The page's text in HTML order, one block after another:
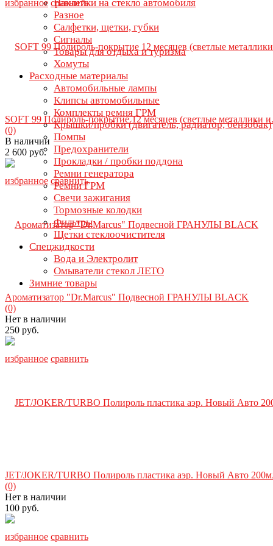
Наклейки на стекло автомобиля
Разное
Салфетки, щетки, губки
Сигналы
Товары для отдыха и туризма
Хомуты
Расходные материалы
Автомобильные лампы
Клипсы автомобильные
Комплекты ремня ГРМ
Крышки/пробки (двигатель, радиатор, бензобак)
Помпы
Предохранители
Прокладки / пробки поддона
Ремни генератора
Ремни ГРМ
Свечи зажигания
Тормозные колодки
Фильтры
Щетки стеклоочистителя
Спецжидкости
Вода и Электролит
Омыватели стекол ЛЕТО
Зимние товары
избранное сравнить
избранное сравнить
SOFT 99 Полироль-покрытие 12 месяцев (светлые металлики
(0)
В наличии
2 600 руб.
избранное сравнить
Ароматизатор "Dr.Marcus" Подвесной ГРАНУЛЫ BLACK
(0)
Нет в наличии
250 руб.
избранное сравнить
JET/JOKER/TURBO Полироль пластика аэр. Новый Авто
(0)
Нет в наличии
100 руб.